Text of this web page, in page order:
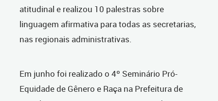
atitudinal e realizou 10 palestras sobre
linguagem afirmativa para todas as secretarias,
nas regionais administrativas.
Em junho foi realizado o 4º Seminário Pró-
Equidade de Gênero e Raça na Prefeitura de